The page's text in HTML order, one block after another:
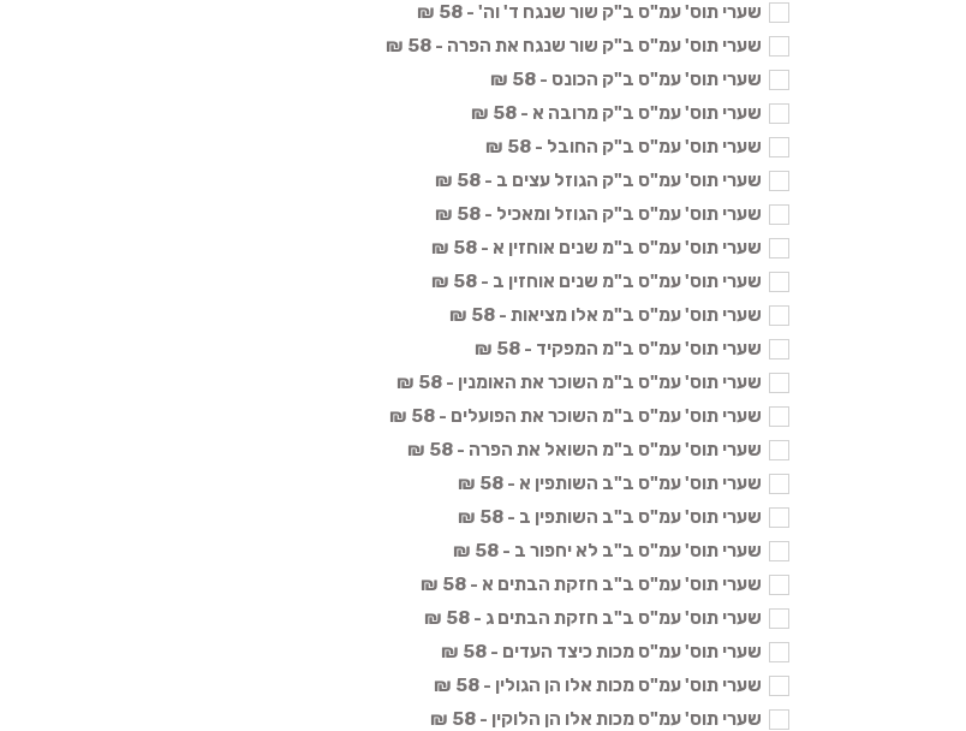
שערי תוס' עמ"ס ב"ק שור שנגח ד' וה' - 58 ₪
שערי תוס' עמ"ס ב"ק שור שנגח את הפרה - 58 ₪
שערי תוס' עמ"ס ב"ק הכונס - 58 ₪
שערי תוס' עמ"ס ב"ק מרובה א - 58 ₪
שערי תוס' עמ"ס ב"ק החובל - 58 ₪
שערי תוס' עמ"ס ב"ק הגוזל עצים ב - 58 ₪
שערי תוס' עמ"ס ב"ק הגוזל ומאכיל - 58 ₪
שערי תוס' עמ"ס ב"מ שנים אוחזין א - 58 ₪
שערי תוס' עמ"ס ב"מ שנים אוחזין ב - 58 ₪
שערי תוס' עמ"ס ב"מ אלו מציאות - 58 ₪
שערי תוס' עמ"ס ב"מ המפקיד - 58 ₪
שערי תוס' עמ"ס ב"מ השוכר את האומנין - 58 ₪
שערי תוס' עמ"ס ב"מ השוכר את הפועלים - 58 ₪
שערי תוס' עמ"ס ב"מ השואל את הפרה - 58 ₪
שערי תוס' עמ"ס ב"ב השותפין א - 58 ₪
שערי תוס' עמ"ס ב"ב השותפין ב - 58 ₪
שערי תוס' עמ"ס ב"ב לא יחפור ב - 58 ₪
שערי תוס' עמ"ס ב"ב חזקת הבתים א - 58 ₪
שערי תוס' עמ"ס ב"ב חזקת הבתים ג - 58 ₪
שערי תוס' עמ"ס מכות כיצד העדים - 58 ₪
שערי תוס' עמ"ס מכות אלו הן הגולין - 58 ₪
שערי תוס' עמ"ס מכות אלו הן הלוקין - 58 ₪